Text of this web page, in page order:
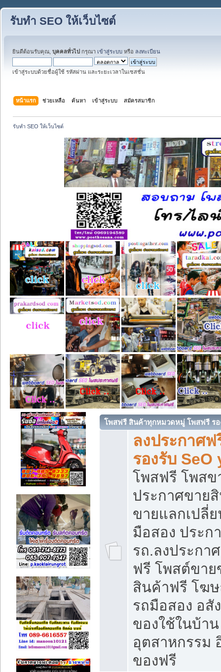
รับทำ SEO ให้เว็บไซต์
ยินดีต้อนรับคุณ, บุคคลทั่วไป กรุณา เข้าสู่ระบบ หรือ ลงทะเบียน
เข้าสู่ระบบด้วยชื่อผู้ใช้ รหัสผ่าน และระยะเวลาในเซสชั่น
หน้าแรก ช่วยเหลือ ค้นหา เข้าสู่ระบบ สมัครสมาชิก
รับทำ SEO ให้เว็บไซต์
โพสฟรี สินค้าทุกหมวดหมู่ โพสฟรี รอ
ลงประกาศ
รองรับ
โพสฟรี โพสข
ประกาศขาย
ขายแลกเปลี่
มือสอง ประก
รถ.ลงประกา
ฟรี โพสต์ขา
สินค้าฟรี โฆ
รถมือสอง อสั
ของใช้ในบ้า
อุตสาหกรรม
ของฟรี